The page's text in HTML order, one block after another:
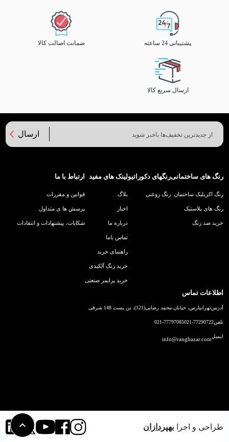
پشتیبانی 24 ساعته ضمانت اصالت کالا
ارسال سریع کالا
ارسال
رنگ های ساختمانی
رنگ اکریلیک ساختمان
رنگ های پلاستیک
خرید ضد زنگ
رنگهای دکوراتیو
رنگ روغنی
لینک های مفید
بلاگ
اخبار
درباره ما
تماس باما
راهنمای خرید
خرید رنگ آلکیدی
خرید پرایمر صنعتی
ارتباط با ما
قوانین و مقررات
پرسش ها ی متداول
شکایات، پیشنهادات و انتقادات
اطلاعات تماس
آدرستهرانپارس، خیابان محمد رضایی(121)، بن بست 148 شرقی
تلفن021-77290722
021-77797085
ایمیلinfo@rangbazar.com
طراحی و اجرا بهپردازان